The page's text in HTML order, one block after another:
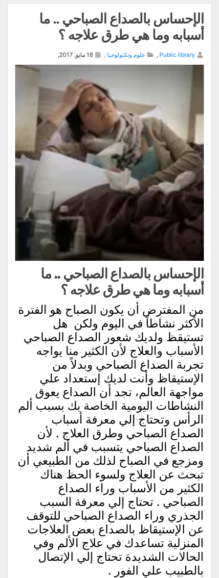
الإحساس بالصداع الصباحي .. ما
أسبابه وما هي طرق علاجه ؟
Public library
, علوم وتكنولوجيا ,
الإحساس بالصداع الصباحي .. ما
أسبابه وما هي طرق علاجه ؟
من المفترض أن يكون الصباح هو الفترة
الأكثر نشاطاً في اليوم ولكن هل
تستيقظ ولديك شعور الصداع الصباحي
الأسباب والعلاج لأن الكثير منا يواجه
تجربة الصداع الصباحي وبدلاً من
الإستيقاظ وأنت لديك إستعداد علي
مواجهة العالم، تجد أن الصداع يعوق
النشاطات اليومية الخاصة بك بسبب ألم
الرأس وتحتاج إلي معرفة أسباب
الصداع الصباحي وطرق العلاج . لأن
الصداع الصباحي يتسبب في ألم شديد
ومزجع في الصباح لذلك من الطبيعي أن
تبحث عن العلاج ولسوء الحظ هناك
الكثير من الأسباب وراء الصداع
الصباحي . تحتاج إلي معرفة السبب
الجذري وراء الصداع الصباحي للتوقف
عن الإستيقاظ بالصداع بعض العلاجات
المنزلية تساعدك في علاج الألم وفي
الحالات الشديدة تحتاج إلي الإتصال
بالطبيب علي الفور .